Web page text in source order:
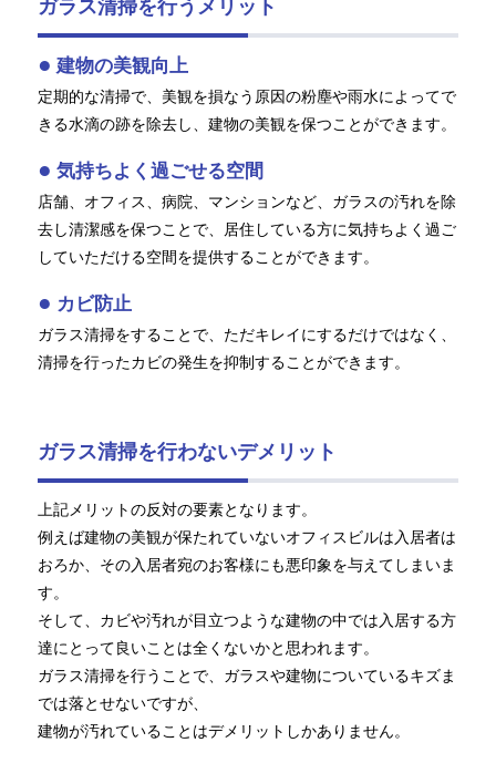
ガラス清掃を行うメリット
建物の美観向上
定期的な清掃で、美観を損なう原因の粉塵や雨水によってで
きる水滴の跡を除去し、建物の美観を保つことができます。
気持ちよく過ごせる空間
店舗、オフィス、病院、マンションなど、ガラスの汚れを除
去し清潔感を保つことで、居住している方に気持ちよく過ご
していただける空間を提供することができます。
カビ防止
ガラス清掃をすることで、ただキレイにするだけではなく、
清掃を行ったカビの発生を抑制することができます。
ガラス清掃を行わないデメリット
上記メリットの反対の要素となります。
例えば建物の美観が保たれていないオフィスビルは入居者は
おろか、その入居者宛のお客様にも悪印象を与えてしまいま
す。
そして、カビや汚れが目立つような建物の中では入居する方
達にとって良いことは全くないかと思われます。
ガラス清掃を行うことで、ガラスや建物についているキズま
では落とせないですが、
建物が汚れていることはデメリットしかありません。